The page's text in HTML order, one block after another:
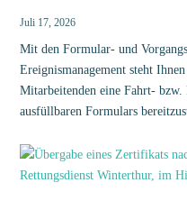
Juli 17, 2026
Mit den Formular- und
Ereignismanagement steht
Mitarbeitenden eine Fahrt- bzw.
ausfüllbaren Formulars